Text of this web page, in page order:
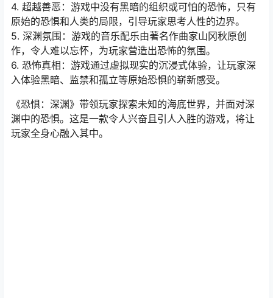
4. 超越善恶：游戏中没有黑暗的组织或可怕的恐怖，只有
原始的恐惧和人类的局限，引导玩家思考人性的边界。
5. 深渊氛围：游戏的音乐配乐由著名作曲家山冈秋原创
作，令人难以忘怀，为玩家营造出恐怖的氛围。
6. 恐怖真相：游戏通过虚拟现实的沉浸式体验，让玩家深
入体验黑暗、监禁和孤立等原始恐惧的崭新感受。
《恐惧：深渊》带领玩家探索未知的海底世界，并面对深
渊中的恐惧。这是一款令人兴奋且引人入胜的游戏，将让
玩家全身心融入其中。